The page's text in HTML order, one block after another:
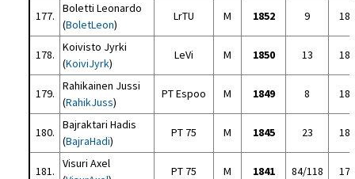
177.
Boletti Leonardo
(BoletLeon)
LrTU M 1852 9
178.
Koivisto Jyrki
(KoiviJyrk)
LeVi M 1850 13
179.
Rahikainen Jussi
(RahikJuss)
PT Espoo M 1849 8
180.
Bajraktari Hadis
(BajraHadi)
PT 75 M 1845 23
181.
Visuri Axel
PT 75 M 1841 84/118